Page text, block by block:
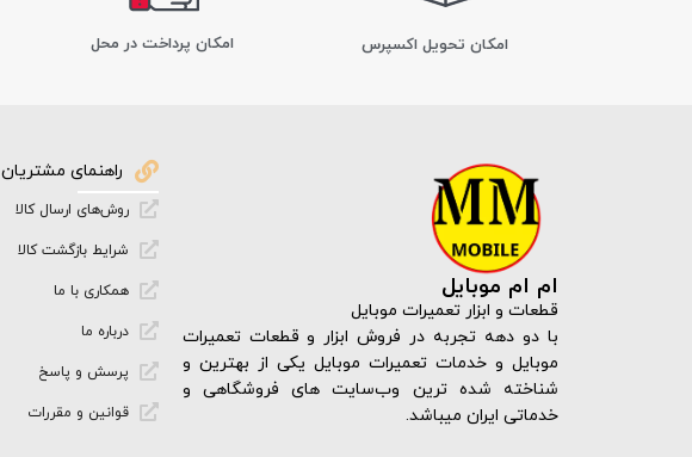
اﻣﮑﺎن ﺗﺤﻮﯾﻞ اﮐﺴﭙﺮس امکان پرداخت در محل
ام ام موبایل
قطعات و ابزار تعمیرات موبایل
با دو دهه تجربه در فروش ابزار و قطعات تعمیرات
موبایل و خدمات تعمیرات موبایل یکی از بهترین و
شناخته شده ترین وب‌سایت های فروشگاهی و
خدماتی ایران میباشد.
راهنمای مشتریان
روش‌های ارسال کالا
شرایط بازگشت کالا
همکاری با ما
درباره ما
پرسش و پاسخ
قوانین و مقررات